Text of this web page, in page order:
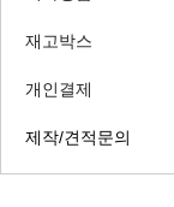
재고박스
개인결제
제작/견적문의